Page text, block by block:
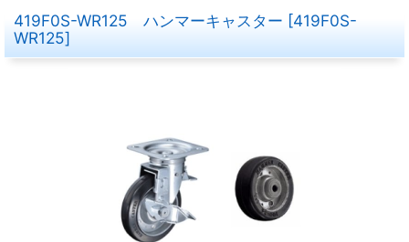
419F0S-WR125 ハンマーキャスター [419F0S-
WR125]